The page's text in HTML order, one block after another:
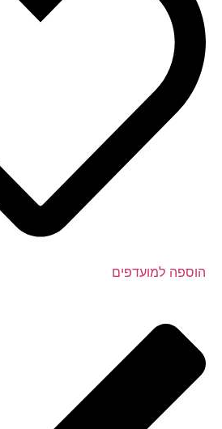
הוספה למועדפים